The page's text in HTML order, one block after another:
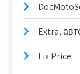
Extra,
Fix Price